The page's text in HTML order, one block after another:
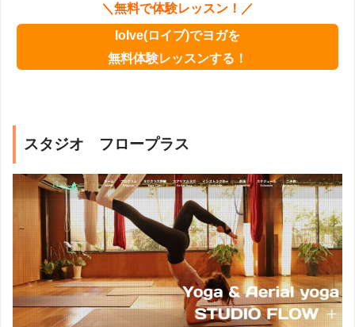
＼無料で体験レッスン！／
loIve(ロイブ)でヨガを
無料体験レッスンする！
スタジオ フロープラス